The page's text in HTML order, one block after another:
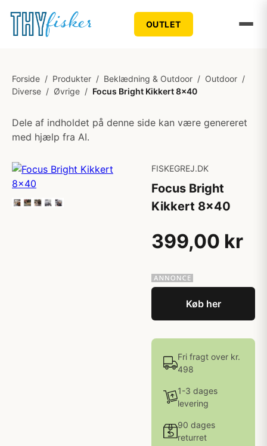
OUTLET
Forside / Produkter / Beklædning & Outdoor / Outdoor /
Diverse / Øvrige / Focus Bright Kikkert 8x40
Dele af indholdet på denne side kan være genereret
med hjælp fra AI.
FISKEGREJ.DK
Focus Bright
Kikkert 8x40
399,00 kr
Køb her
Fri fragt over kr.
498
1-3 dages
levering
90 dages
returret